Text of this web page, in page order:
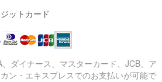
ットカード
、ダイナース、マスターカード、JCB、ア
カン・エキスプレスでのお支払いが可能で